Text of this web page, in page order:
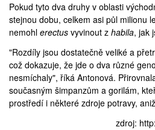
Pokud tyto dva druhy v oblasti
stejnou dobu, celkem asi půl milionu
nemohl erectus vyvinout z habila, jak
"Rozdíly jsou dostatečně veliké a
což dokazuje, že jde o dva různé
nesmíchaly", říká Antonová.
současným šimpanzům a gorilám,
prostředí i některé zdroje potravy,
zdroj: